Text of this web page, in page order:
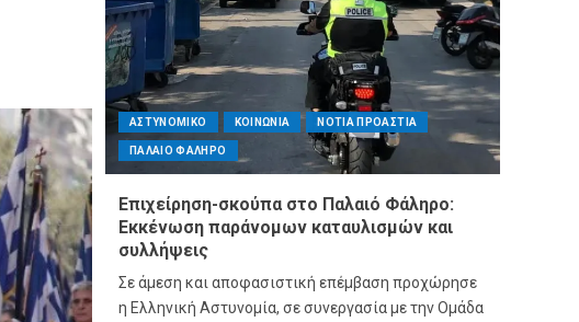
ΑΣΤΥΝΟΜΙΚΟ ΚΟΙΝΩΝΙΑ ΝΟΤΙΑ ΠΡΟΑΣΤΙΑ
ΠΑΛΑΙΟ ΦΑΛΗΡΟ
Επιχείρηση-σκούπα στο Παλαιό Φάληρο:
Εκκένωση παράνομων καταυλισμών και
συλλήψεις
Σε άμεση και αποφασιστική επέμβαση προχώρησε
η Ελληνική Αστυνομία, σε συνεργασία με την Ομάδα